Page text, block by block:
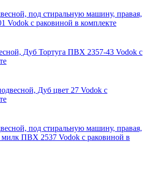
под стиральную машину, правая,
Vodok с раковиной в комплекте
Дуб Тортуга ПВХ 2357-43 Vodok с
Дуб цвет 27 Vodok с
под стиральную машину, правая,
ПВХ 2537 Vodok с раковиной в